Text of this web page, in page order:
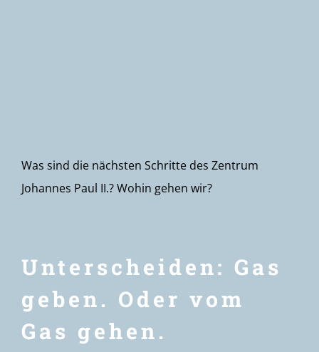
Was sind die nächsten Schritte des Zentrum
Johannes Paul II.? Wohin gehen wir?
Unterscheiden: Gas
geben. Oder vom
Gas gehen.